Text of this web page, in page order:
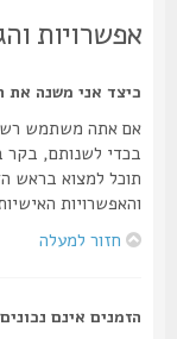
אפשרויות
כיצד אני משנה את
אם אתה משתמש רשום,
בכדי לשנותם, בקר
תוכל למצוא בראש
והאפשרויות האישיות
חזור למעלה
הזמנים אינם נכונים!